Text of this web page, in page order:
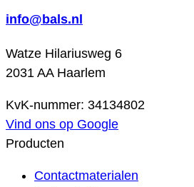
info@bals.nl
Watze Hilariusweg 6
2031 AA Haarlem
KvK-nummer: 34134802
Vind ons op Google
Producten
Contactmaterialen